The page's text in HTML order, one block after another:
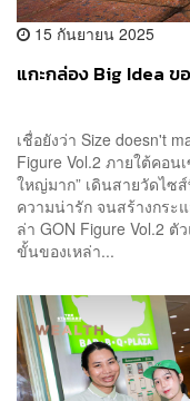
15 กันยายน 2025
แกะกล่อง Big Idea ข
เชื่อยังว่า Size doesn't
Figure Vol.2 ภายใต้คอน
ใหญ่มาก” เดินสายวัดไซ
ความน่ารัก จนสร้างกระ
ล่า GON Figure Vol.2
ขั้นของเหล่า...